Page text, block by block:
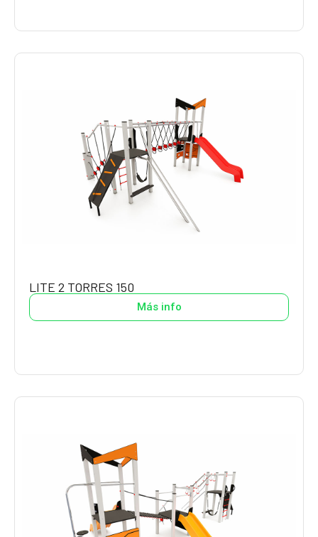
LITE 2 TORRES 150
Más info